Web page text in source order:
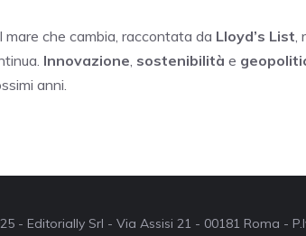
mare che cambia, raccontata da Lloyd’s List
Innovazione sostenibilità e
anni.
- Editorially Srl - Via Assisi 21 - 00181 Roma -